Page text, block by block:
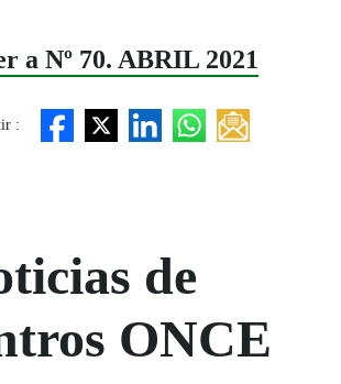
a Nº 70. ABRIL 2021
:
de
ONCE